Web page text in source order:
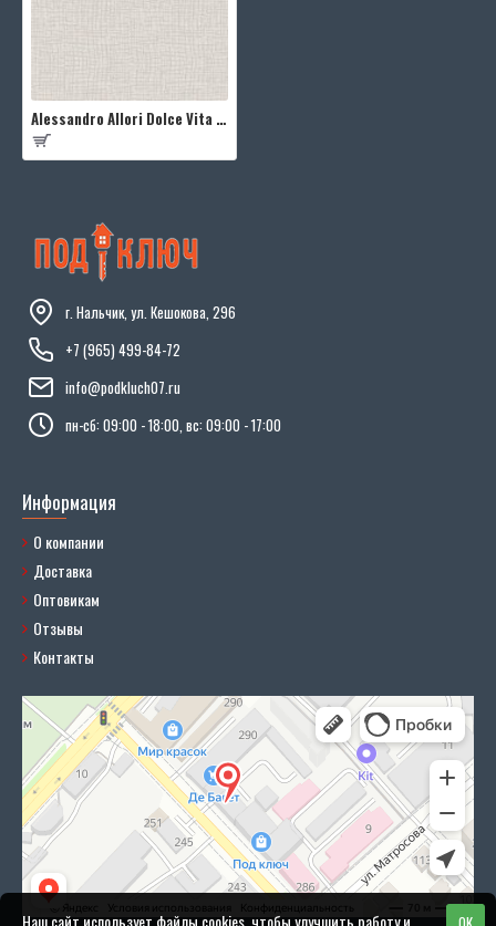
Alessandro Allori Dolce Vita RDV2408-4
г. Нальчик, ул. Кешокова, 296
+7 (965) 499-84-72
info@podkluch07.ru
пн-сб: 09:00 - 18:00, вс: 09:00 - 17:00
Информация
О компании
Доставка
Оптовикам
Отзывы
Контакты
Наш сайт использует файлы cookies, чтобы улучшить работу и